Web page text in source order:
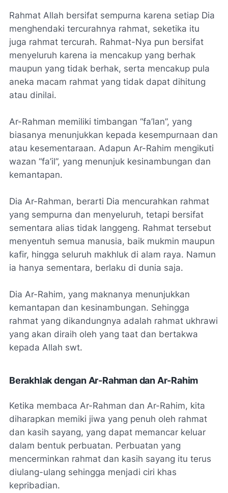
Rahmat Allah bersifat sempurna karena setiap Dia
menghendaki tercurahnya rahmat, seketika itu
juga rahmat tercurah. Rahmat-Nya pun bersifat
menyeluruh karena ia mencakup yang berhak
maupun yang tidak berhak, serta mencakup pula
aneka macam rahmat yang tidak dapat dihitung
atau dinilai.
Ar-Rahman memiliki timbangan “fa’lan”, yang
biasanya menunjukkan kepada kesempurnaan dan
atau kesementaraan. Adapun Ar-Rahim mengikuti
wazan “fa’il”, yang menunjuk kesinambungan dan
kemantapan.
Dia Ar-Rahman, berarti Dia mencurahkan rahmat
yang sempurna dan menyeluruh, tetapi bersifat
sementara alias tidak langgeng. Rahmat tersebut
menyentuh semua manusia, baik mukmin maupun
kafir, hingga seluruh makhluk di alam raya. Namun
ia hanya sementara, berlaku di dunia saja.
Dia Ar-Rahim, yang maknanya menunjukkan
kemantapan dan kesinambungan. Sehingga
rahmat yang dikandungnya adalah rahmat ukhrawi
yang akan diraih oleh yang taat dan bertakwa
kepada Allah swt.
Berakhlak dengan Ar-Rahman dan Ar-Rahim
Ketika membaca Ar-Rahman dan Ar-Rahim, kita
diharapkan memiki jiwa yang penuh oleh rahmat
dan kasih sayang, yang dapat memancar keluar
dalam bentuk perbuatan. Perbuatan yang
mencerminkan rahmat dan kasih sayang itu terus
diulang-ulang sehingga menjadi ciri khas
kepribadian.